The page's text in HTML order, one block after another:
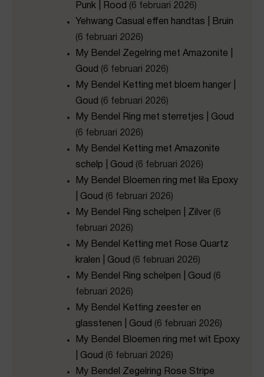
Punk | Rood (6 februari 2026)
Yehwang Casual effen handtas | Bruin
(6 februari 2026)
My Bendel Zegelring met Amazonite |
Goud (6 februari 2026)
My Bendel Ketting met bloem hanger |
Goud (6 februari 2026)
My Bendel Ring met sterretjes | Goud
(6 februari 2026)
My Bendel Ketting met Amazonite
schelp | Goud (6 februari 2026)
My Bendel Bloemen ring met lila Epoxy
| Goud (6 februari 2026)
My Bendel Ring schelpen | Zilver (6
februari 2026)
My Bendel Ketting met Rose Quartz
kralen | Goud (6 februari 2026)
My Bendel Ring schelpen | Goud (6
februari 2026)
My Bendel Ketting zeester en
glasstenen | Goud (6 februari 2026)
My Bendel Bloemen ring met wit Epoxy
| Goud (6 februari 2026)
My Bendel Zegelring Rose Stripe